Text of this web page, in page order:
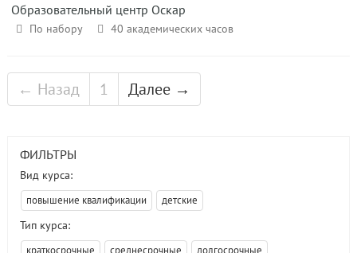
Образовательный центр Оскар
По набору 40 академических часов
← Назад 1 Далее →
ФИЛЬТРЫ
Вид курса:
повышение квалификации детские
Тип курса:
краткосрочные среднесрочные долгосрочные